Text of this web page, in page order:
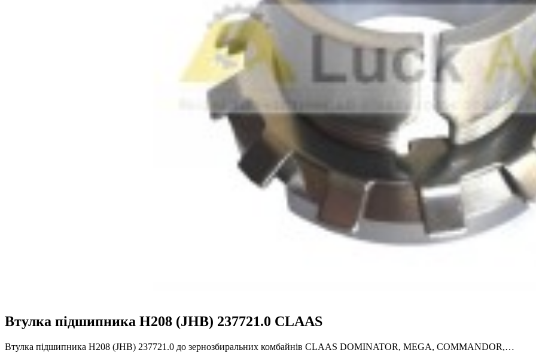
Втулка підшипника H208 (JHB) 237721.0 CLAAS
Втулка підшипника H208 (JHB) 237721.0 до зернозбиральних комбайнів CLAAS DOMINATOR, MEGA, COMMANDOR,…